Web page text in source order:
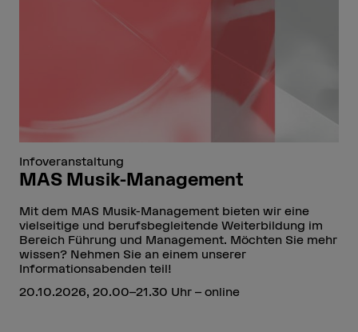
Infoveranstaltung
MAS Musik-Management
Mit dem MAS Musik-Management bieten wir eine
vielseitige und berufsbegleitende Weiterbildung im
Bereich Führung und Management. Möchten Sie mehr
wissen? Nehmen Sie an einem unserer
Informationsabenden teil!
20.10.2026, 20.00–21.30 Uhr – online